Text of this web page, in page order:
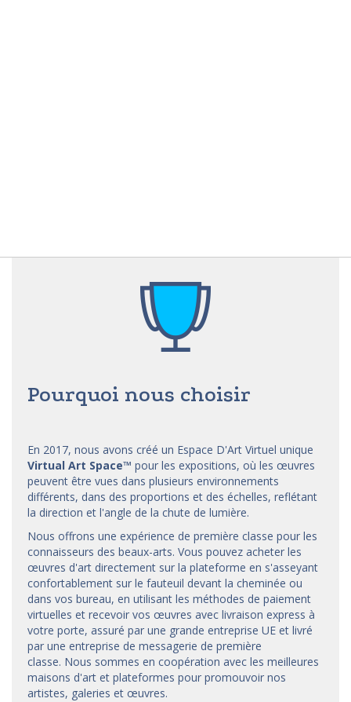
Pourquoi nous choisir
En 2017, nous avons créé un Espace D'Art Virtuel unique
Virtual Art Space™ pour les expositions, où les œuvres
peuvent être vues dans plusieurs environnements
différents, dans des proportions et des échelles, reflétant
la direction et l'angle de la chute de lumière.
Nous offrons une expérience de première classe pour les
connaisseurs des beaux-arts. Vous pouvez acheter les
œuvres d'art directement sur la plateforme en s'asseyant
confortablement sur le fauteuil devant la cheminée ou
dans vos bureau, en utilisant les méthodes de paiement
virtuelles et recevoir vos œuvres avec livraison express à
votre porte, assuré par une grande entreprise UE et livré
par une entreprise de messagerie de première
classe. Nous sommes en coopération avec les meilleures
maisons d'art et plateformes pour promouvoir nos
artistes, galeries et œuvres.